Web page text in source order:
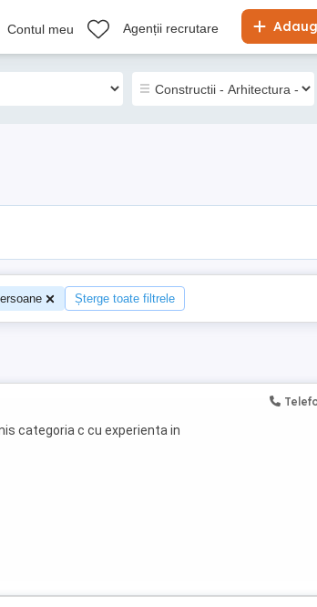
Contul meu Agenții recrutare
Șterge toate filtrele
categoria c cu experienta in